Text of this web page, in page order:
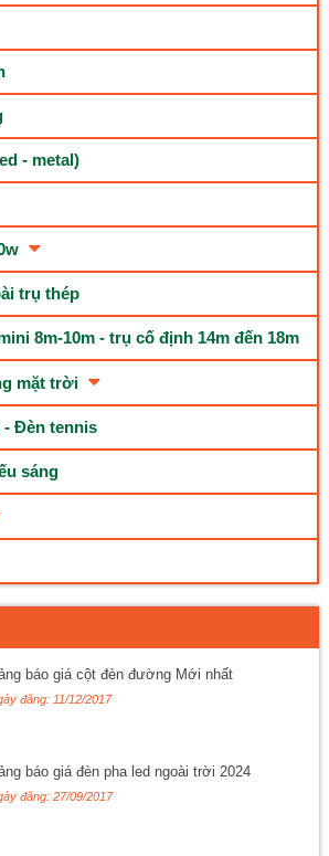
- metal)
trụ thép
8m-10m - trụ cố định 14m đến 18m
mặt trời
- Đèn tennis
sáng
báo giá cột đèn đường Mới nhất
đăng: 11/12/2017
báo giá đèn pha led ngoài trời 2024
đăng: 27/09/2017